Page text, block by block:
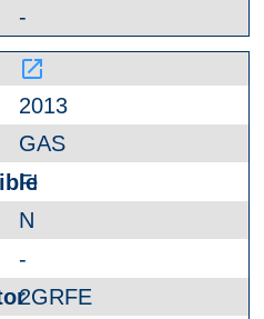
-
launch
2013
GAS
FI
N
-
2GRFE